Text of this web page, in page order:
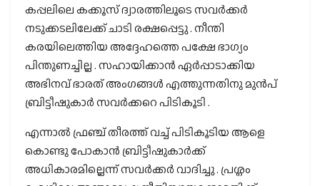
കപ്പലിലെ കക്കൂസ് ദ്വാരത്തിലൂടെ സവർക്കർ
നടുക്കടലിലേക്ക് ചാടി രക്ഷപ്പെട്ടു . നീന്തി
കരയിലെത്തിയ അദ്ദേഹത്തെ പക്ഷേ ഭാഗ്യം
പിന്തുണച്ചില്ല . സഹായിക്കാൻ ഏർപ്പാടാക്കിയ
അഭിനവ് ഭാരത് അംഗങ്ങൾ എത്തുന്നതിനു മുൻപ്
ബ്രിട്ടീഷുകാർ സവർക്കറെ പിടികൂടി .
എന്നാൽ ഫ്രഞ്ച് തീരത്ത് വച്ച് പിടികൂടിയ ആളെ
കൊണ്ടു പോകാൻ ബ്രിട്ടീഷുകാർക്ക്
അധികാരമില്ലെന്ന് സവർക്കർ വാദിച്ചു . പ്രശ്നം